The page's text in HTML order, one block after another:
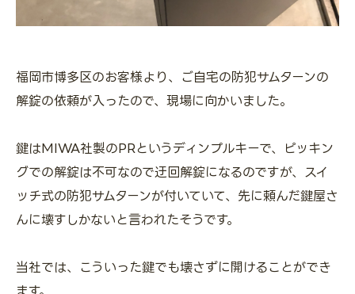
福岡市博多区のお客様より、ご自宅の防犯サムターンの
解錠の依頼が入ったので、現場に向かいました。
鍵はMIWA社製のPRというディンプルキーで、ピッキン
グでの解錠は不可なので迂回解錠になるのですが、スイ
ッチ式の防犯サムターンが付いていて、先に頼んだ鍵屋さ
んに壊すしかないと言われたそうです。
当社では、こういった鍵でも壊さずに開けることができ
ます。